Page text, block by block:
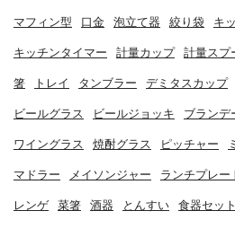
マフィン型 口金 泡立て器 絞り袋 キ
キッチンタイマー 計量カップ 計量スプ
箸 トレイ タンブラー デミタスカップ
ビールグラス ビールジョッキ ブランデ
ワイングラス 焼酎グラス ピッチャー
マドラー メイソンジャー ランチプレー
レンゲ 菜箸 酒器 とんすい 食器セット